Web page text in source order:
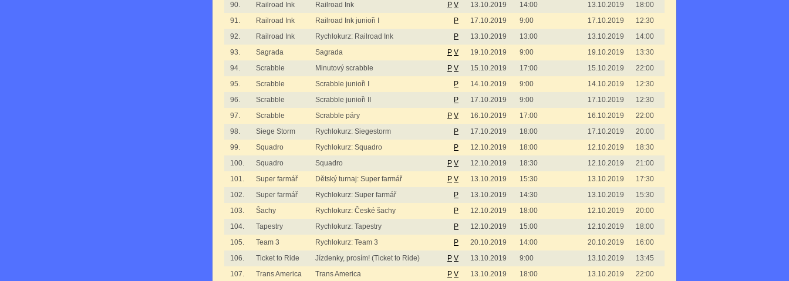
90.
Railroad Ink Railroad Ink P V 13.10.2019 14:00 13.10.2019
18:00
91.
Railroad Ink Railroad Ink junioři I P 17.10.2019 9:00 17.10.2019
12:30
92.
Railroad Ink Rychlokurz: Railroad Ink P 13.10.2019 13:00 13.10.2019
14:00
93.
Sagrada Sagrada P V 19.10.2019 9:00 19.10.2019
13:30
94.
Scrabble Minutový scrabble P V 15.10.2019 17:00 15.10.2019
22:00
95.
Scrabble Scrabble junioři I P 14.10.2019 9:00 14.10.2019
12:30
96.
Scrabble Scrabble junioři II P 17.10.2019 9:00 17.10.2019
12:30
97.
Scrabble Scrabble páry P V 16.10.2019 17:00 16.10.2019
22:00
98.
Siege Storm Rychlokurz: Siegestorm P 17.10.2019 18:00 17.10.2019
20:00
99.
Squadro Rychlokurz: Squadro P 12.10.2019 18:00 12.10.2019
18:30
100.
Squadro Squadro P V 12.10.2019 18:30 12.10.2019
21:00
101.
Super farmář Dětský turnaj: Super farmář P V 13.10.2019 15:30 13.10.2019
17:30
102.
Super farmář Rychlokurz: Super farmář P 13.10.2019 14:30 13.10.2019
15:30
103.
Šachy Rychlokurz: České šachy P 12.10.2019 18:00 12.10.2019
20:00
104.
Tapestry Rychlokurz: Tapestry P 12.10.2019 15:00 12.10.2019
18:00
105.
Team 3 Rychlokurz: Team 3 P 20.10.2019 14:00 20.10.2019
16:00
106.
Ticket to Ride Jízdenky, prosím! (Ticket to Ride) P V 13.10.2019 9:00 13.10.2019
13:45
107.
Trans America Trans America P V 13.10.2019 18:00 13.10.2019 22:00